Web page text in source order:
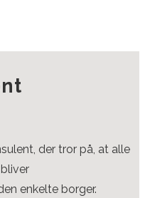
der tror på, at alle
enkelte borger.